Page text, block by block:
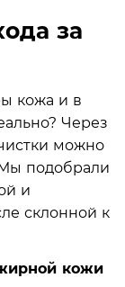
за
кожа и в
Через
можно
подобрали
и
склонной к
кожи